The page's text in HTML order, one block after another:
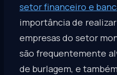
setor financeiro e
importância de
empresas do setor
são frequentemente
de burlagem, e